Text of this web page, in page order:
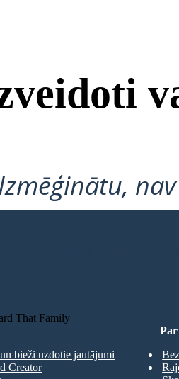
bieži uzdotie jautājumi
Creator